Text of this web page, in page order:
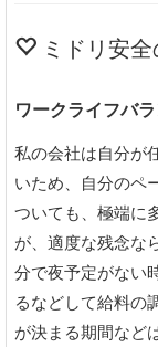
ミドリ安
ワークライフバ
私の会社は自分が
いため、自分のペ
ついても、極端に
が、適度な残念な
分で夜予定がない
るなどして給料の
が決まる期間など